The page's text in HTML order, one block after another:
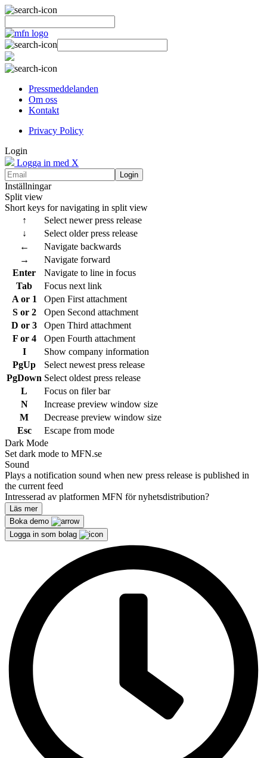
Pressmeddelanden
Om oss
Kontakt
Privacy Policy
Login
Logga in med X
Login
Inställningar
Split view
Short keys for navigating in split view
↑
Select newer press release
↓
Select older press release
←
Navigate backwards
→
Navigate forward
Enter
Navigate to line in focus
Tab
Focus next link
A or 1
Open First attachment
S or 2
Open Second attachment
D or 3
Open Third attachment
F or 4
Open Fourth attachment
I
Show company information
PgUp
Select newest press release
PgDown Select oldest press release
L
Focus on filer bar
N
Increase preview window size
M
Decrease preview window size
Esc
Escape from mode
Dark Mode
Set dark mode to MFN.se
Sound
Plays a notification sound when new press release is published in
the current feed
Intresserad av platformen MFN för nyhetsdistribution?
Läs mer
Boka demo
Logga in som bolag